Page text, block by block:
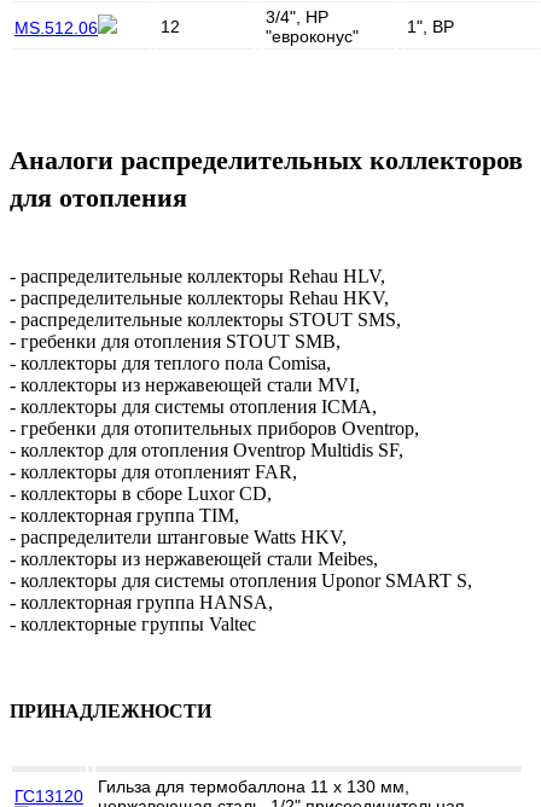
MS.512.06 12
3/4", НР
"евроконус"
1", ВР
Аналоги распределительных коллекторов
для отопления
- распределительные коллекторы Rehau HLV,
- распределительные коллекторы Rehau HKV,
- распределительные коллекторы STOUT SMS,
- гребенки для отопления STOUT SMB,
- коллекторы для теплого пола Comisa,
- коллекторы из нержавеющей стали MVI,
- коллекторы для системы отопления ICMA,
- гребенки для отопительных приборов Oventrop,
- коллектор для отопления Oventrop Multidis SF,
- коллекторы для отопленият FAR,
- коллекторы в сборе Luxor CD,
- коллекторная группа TIM,
- распределители штанговые Watts HKV,
- коллекторы из нержавеющей стали Meibes,
- коллекторы для системы отопления Uponor SMART S,
- коллекторная группа HANSA,
- коллекторные группы Valtec
ПРИНАДЛЕЖНОСТИ
ГС13120
Гильза для термобаллона 11 х 130 мм,